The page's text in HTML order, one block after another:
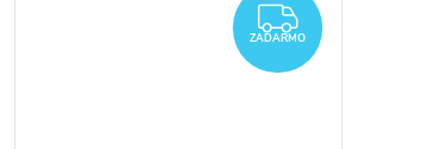
ZADARMO
ZADARMO